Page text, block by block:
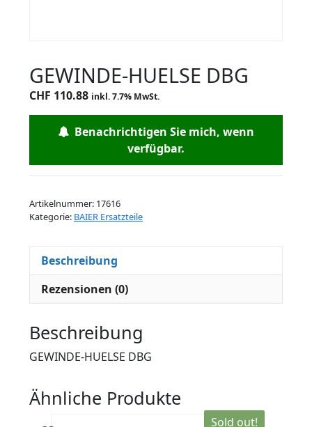
GEWINDE-HUELSE DBG
CHF 110.88 inkl. 7.7% MwSt.
Benachrichtigen Sie mich, wenn
verfügbar.
Artikelnummer: 17616
Kategorie: BAIER Ersatzteile
Beschreibung
Rezensionen (0)
Beschreibung
GEWINDE-HUELSE DBG
Ähnliche Produkte
Sold out!